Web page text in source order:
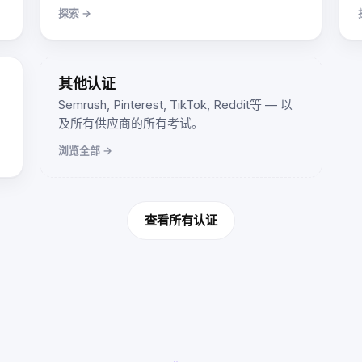
探索 →
其他认证
Semrush, Pinterest, TikTok, Reddit等 — 以
及所有供应商的所有考试。
浏览全部 →
查看所有认证